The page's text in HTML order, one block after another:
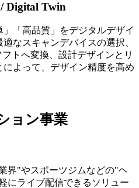
Digital Twin
」「高品質」をデジタルデザイ
なスキャンデバイスの選択、
トへ変換、設計デザインとリ
よって、デザイン精度を高め
ョン事業
界"やスポーツジムなどの"ヘ
にライブ配信できるソリュー